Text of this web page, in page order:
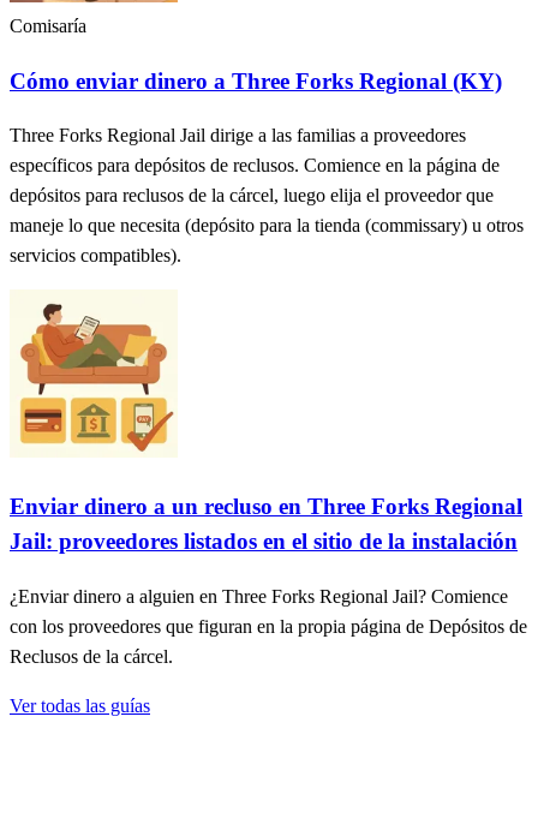
Comisaría
Cómo enviar dinero a Three Forks Regional (KY)
Three Forks Regional Jail dirige a las familias a proveedores
específicos para depósitos de reclusos. Comience en la página de
depósitos para reclusos de la cárcel, luego elija el proveedor que
maneje lo que necesita (depósito para la tienda (commissary) u otros
servicios compatibles).
Enviar dinero a un recluso en Three Forks Regional
Jail: proveedores listados en el sitio de la instalación
¿Enviar dinero a alguien en Three Forks Regional Jail? Comience
con los proveedores que figuran en la propia página de Depósitos de
Reclusos de la cárcel.
Ver todas las guías